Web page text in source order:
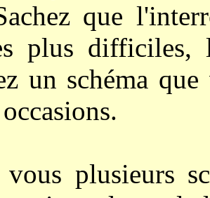
que
plus difficiles,
un schéma
vous plusieurs